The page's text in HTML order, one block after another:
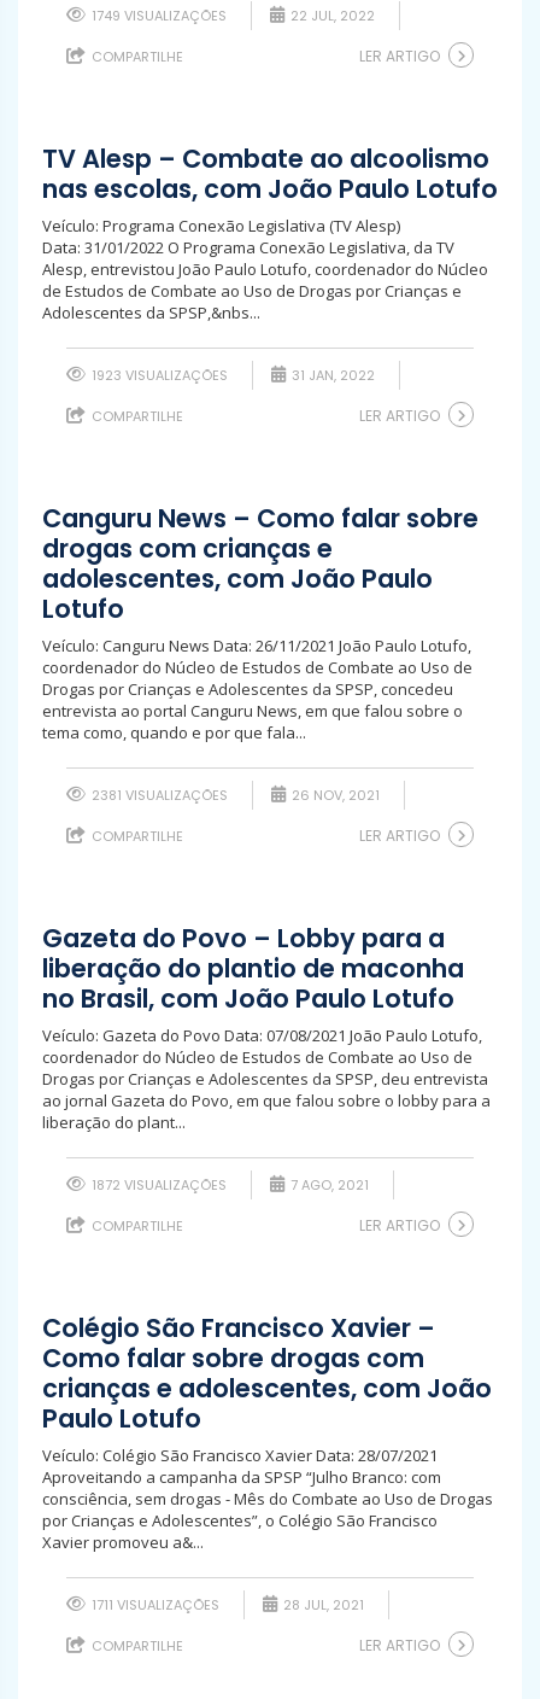
1749 VISUALIZAÇÕES 22 JUL, 2022
COMPARTILHE LER ARTIGO
TV Alesp – Combate ao alcoolismo
nas escolas, com João Paulo Lotufo
Veículo: Programa Conexão Legislativa (TV Alesp)
Data: 31/01/2022 O Programa Conexão Legislativa, da TV
Alesp, entrevistou João Paulo Lotufo, coordenador do Núcleo
de Estudos de Combate ao Uso de Drogas por Crianças e
Adolescentes da SPSP,&nbs...
1923 VISUALIZAÇÕES 31 JAN, 2022
COMPARTILHE LER ARTIGO
Canguru News – Como falar sobre
drogas com crianças e
adolescentes, com João Paulo
Lotufo
Veículo: Canguru News Data: 26/11/2021 João Paulo Lotufo,
coordenador do Núcleo de Estudos de Combate ao Uso de
Drogas por Crianças e Adolescentes da SPSP, concedeu
entrevista ao portal Canguru News, em que falou sobre o
tema como, quando e por que fala...
2381 VISUALIZAÇÕES 26 NOV, 2021
COMPARTILHE LER ARTIGO
Gazeta do Povo – Lobby para a
liberação do plantio de maconha
no Brasil, com João Paulo Lotufo
Veículo: Gazeta do Povo Data: 07/08/2021 João Paulo Lotufo,
coordenador do Núcleo de Estudos de Combate ao Uso de
Drogas por Crianças e Adolescentes da SPSP, deu entrevista
ao jornal Gazeta do Povo, em que falou sobre o lobby para a
liberação do plant...
1872 VISUALIZAÇÕES 7 AGO, 2021
COMPARTILHE LER ARTIGO
Colégio São Francisco Xavier –
Como falar sobre drogas com
crianças e adolescentes, com João
Paulo Lotufo
Veículo: Colégio São Francisco Xavier Data: 28/07/2021
Aproveitando a campanha da SPSP “Julho Branco: com
consciência, sem drogas - Mês do Combate ao Uso de Drogas
por Crianças e Adolescentes”, o Colégio São Francisco
Xavier promoveu a&...
1711 VISUALIZAÇÕES 28 JUL, 2021
COMPARTILHE LER ARTIGO